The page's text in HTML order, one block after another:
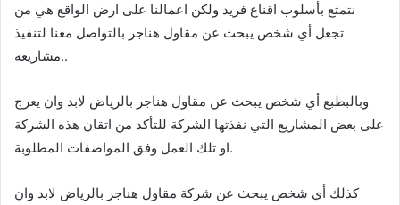
نتمتع بأسلوب اقناع فريد ولكن اعمالنا على ارض الواقع هي من
تجعل أي شخص يبحث عن مقاول هناجر بالتواصل معنا لتنفيذ
مشاريعه..
وبالبطبع أي شخص يبحث عن مقاول هناجر بالرياض لابد وان يعرج
على بعض المشاريع التي نفذتها الشركة للتأكد من اتقان هذه الشركة
او تلك العمل وفق المواصفات المطلوبة.
كذلك أي شخص يبحث عن شركة مقاول هناجر بالرياض لابد وان